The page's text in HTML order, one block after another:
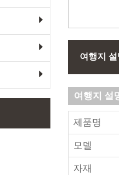
여행지 설
여행지 설
제품명
모델
자재